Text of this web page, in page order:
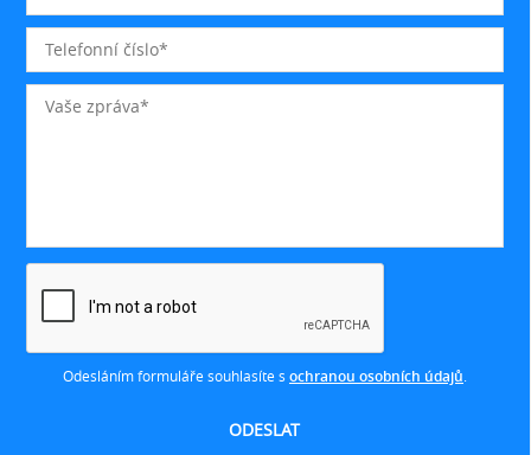
Odesláním formuláře souhlasíte s ochranou osobních údajů